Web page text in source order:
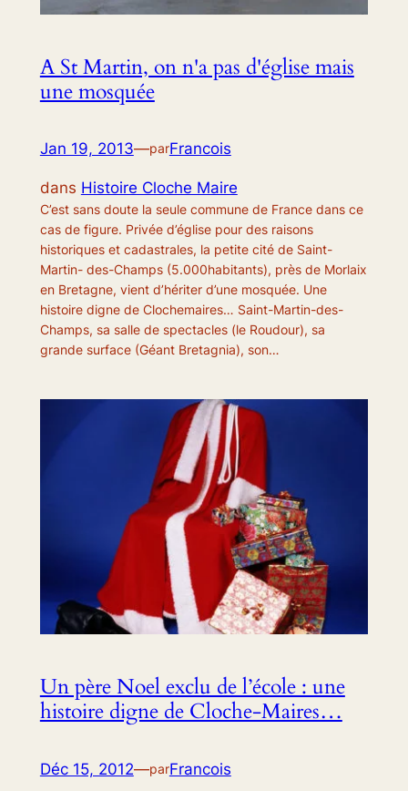
A St Martin, on n'a pas d'église mais
une mosquée
Jan 19, 2013—parFrancois
dans Histoire Cloche Maire
C’est sans doute la seule commune de France dans ce
cas de figure. Privée d’église pour des raisons
historiques et cadastrales, la petite cité de Saint-
Martin- des-Champs (5.000habitants), près de Morlaix
en Bretagne, vient d’hériter d’une mosquée. Une
histoire digne de Clochemaires… Saint-Martin-des-
Champs, sa salle de spectacles (le Roudour), sa
grande surface (Géant Bretagnia), son…
Un père Noel exclu de l’école : une
histoire digne de Cloche-Maires…
Déc 15, 2012—parFrancois